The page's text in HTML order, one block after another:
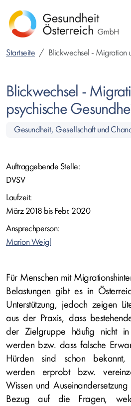
zum
Inhalt
Startseite Blickwechsel - Migration
Blickwechsel -
psychische
Gesundheit, Gesellschaft und
Auftraggebende Stelle:
DVSV
Laufzeit:
März 2018 bis Febr. 2020
Ansprechperson:
Marion Weigl
Für Menschen mit
Belastungen gibt es in
Unterstützung, jedoch zeigen
aus der Praxis, dass
der Zielgruppe häufig nicht in
werden bzw. dass falsche
Hürden sind schon bekannt,
werden erprobt bzw.
Wissen und
Bezug auf die Fragen,